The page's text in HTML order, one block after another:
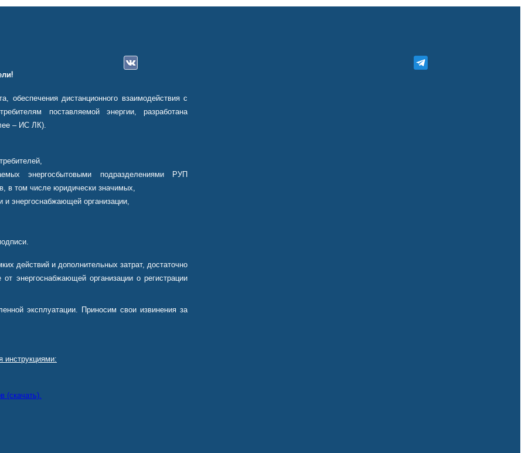
обеспечения дистанционного взаимодействия с
поставляемой энергии, разработана
– ИС ЛК).
энергосбытовыми подразделениями РУП
в том числе юридически значимых,
и энергоснабжающей организации,
действий и дополнительных затрат, достаточно
энергоснабжающей организации о регистрации
эксплуатации. Приносим свои извинения за
инструкциями:
(скачать).